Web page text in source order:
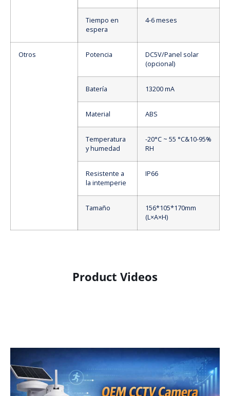
Tiempo en
espera
4-6 meses
Otros Potencia
DC5V/Panel solar
(opcional)
Batería 13200 mA
Material ABS
Temperatura
y humedad
-20°C ~ 55 °C&10-95%
RH
Resistente a
la intemperie
IP66
Tamaño
156*105*170mm
(L×A×H)
Product Videos